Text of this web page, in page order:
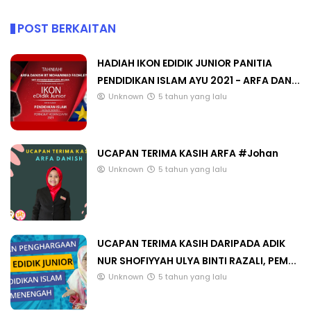
POST BERKAITAN
HADIAH IKON EDIDIK JUNIOR PANITIA
PENDIDIKAN ISLAM AYU 2021 - ARFA DAN...
Unknown 5 tahun yang lalu
UCAPAN TERIMA KASIH ARFA #Johan
Unknown 5 tahun yang lalu
UCAPAN TERIMA KASIH DARIPADA ADIK
NUR SHOFIYYAH ULYA BINTI RAZALI, PEM...
Unknown 5 tahun yang lalu